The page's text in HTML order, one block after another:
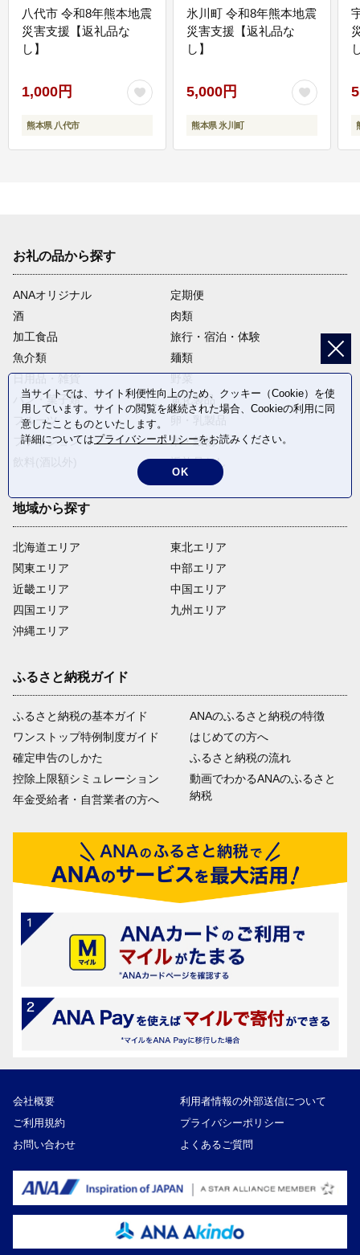
八代市 令和8年熊本地震
災害支援【返礼品な
し】
1,000円
熊本県 八代市
氷川町 令和8年熊本地震
災害支援【返礼品な
し】
5,000円
熊本県 氷川町
お礼の品から探す
ANAオリジナル
定期便
酒
肉類
加工食品
旅行・宿泊・体験
魚介類
麺類
パン・菓子類
電化製品
フルーツ
ファッション
米・穀物
返礼品なし
地域から探す
北海道エリア
関東エリア
近畿エリア
四国エリア
沖縄エリア
東北エリア
中部エリア
中国エリア
九州エリア
ふるさと納税ガイド
ふるさと納税の基本ガイド
ワンストップ特例制度ガイド
確定申告のしかた
控除上限額シミュレーション
年金受給者・自営業者の方へ
ANAのふるさと納税の特徴
はじめての方へ
ふるさと納税の流れ
動画でわかるANAのふるさと
納税
会社概要
利用者情報の外部送信について
ご利用規約
プライバシーポリシー
お問い合わせ
よくあるご質問
当サイトでは、サイト利便性向上のため、クッキー（Cookie）を使
用しています。サイトの閲覧を継続された場合、Cookieの利用に同
意したことものといたします。
詳細についてはプライバシーポリシーをお読みください。
OK